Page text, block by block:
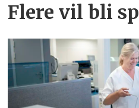
Flere vil bli